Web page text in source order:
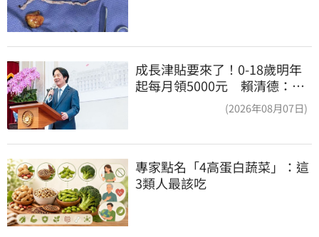
成長津貼要來了！0-18歲明年
起每月領5000元 賴清德：此
(2026年08月07日)
專家點名「4高蛋白蔬菜」：這
3類人最該吃